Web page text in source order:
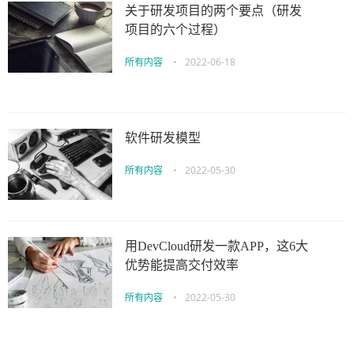
关于研发项目的两个要点（研发
项目的六个过程）
所有内容 • 2022-06-18
软件研发模型
所有内容 • 2022-05-30
用DevCloud研发一款APP，这6大
优势能提高交付效率
所有内容 • 2022-05-30